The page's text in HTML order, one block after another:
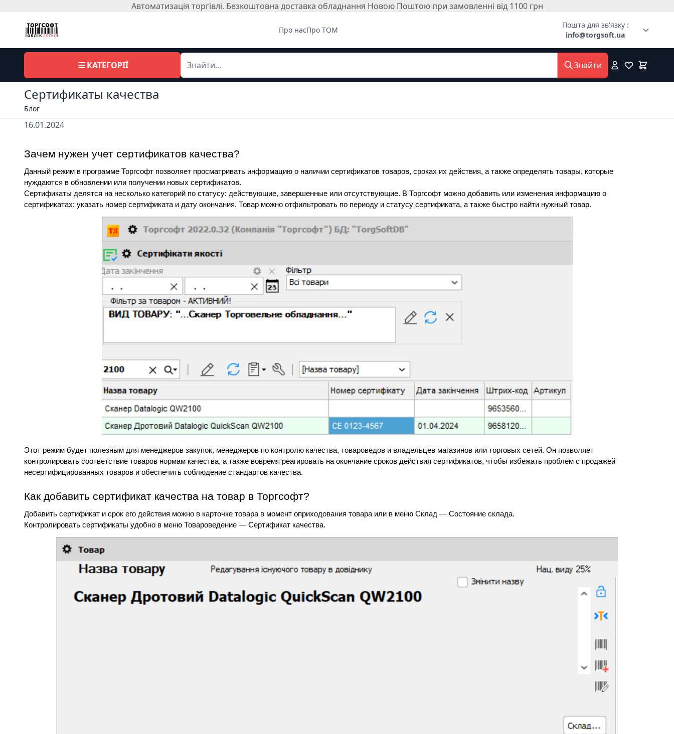
Автоматизація торгівлі. Безкоштовна доставка обладнання Новою Поштою при замовленні від 1100 грн
Про насПро ТОМ
Пошта для зв'язку :
info@torgsoft.ua
КАТЕГОРІЇ Знайти
Сертификаты качества
Блог
16.01.2024
Зачем нужен учет сертификатов качества?
Данный режим в программе Торгсофт позволяет просматривать информацию о наличии сертификатов товаров, сроках их действия, а также определять товары, которые
нуждаются в обновлении или получении новых сертификатов.
Сертификаты делятся на несколько категорий по статусу: действующие, завершенные или отсутствующие. В Торгсофт можно добавить или изменения информацию о
сертификатах: указать номер сертификата и дату окончания. Товар можно отфильтровать по периоду и статусу сертификата, а также быстро найти нужный товар.
Этот режим будет полезным для менеджеров закупок, менеджеров по контролю качества, товароведов и владельцев магазинов или торговых сетей. Он позволяет
контролировать соответствие товаров нормам качества, а также вовремя реагировать на окончание сроков действия сертификатов, чтобы избежать проблем с продажей
несертифицированных товаров и обеспечить соблюдение стандартов качества.
Как добавить сертификат качества на товар в Торгсофт?
Добавить сертификат и срок его действия можно в карточке товара в момент оприходования товара или в меню Склад — Состояние склада.
Контролировать сертификаты удобно в меню Товароведение — Сертификат качества.